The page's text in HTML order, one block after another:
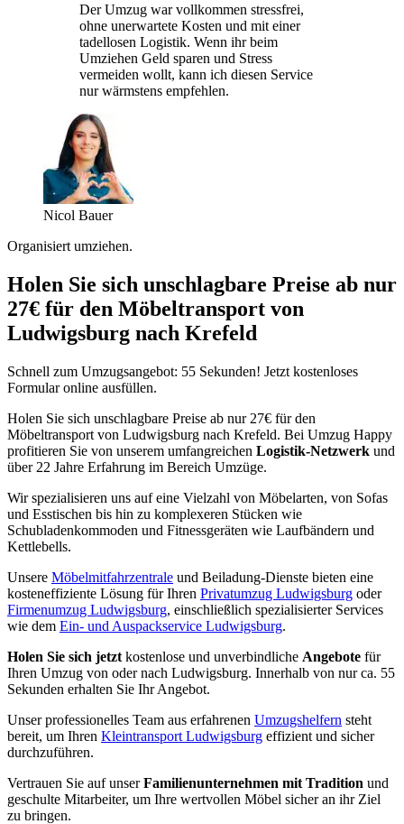
Der Umzug war vollkommen stressfrei,
ohne unerwartete Kosten und mit einer
tadellosen Logistik. Wenn ihr beim
Umziehen Geld sparen und Stress
vermeiden wollt, kann ich diesen Service
nur wärmstens empfehlen.
Nicol Bauer
Organisiert umziehen.
Holen Sie sich unschlagbare Preise ab nur
27€ für den Möbeltransport von
Ludwigsburg nach Krefeld
Schnell zum Umzugsangebot: 55 Sekunden! Jetzt kostenloses
Formular online ausfüllen.
Holen Sie sich unschlagbare Preise ab nur 27€ für den
Möbeltransport von Ludwigsburg nach Krefeld. Bei Umzug Happy
profitieren Sie von unserem umfangreichen Logistik-Netzwerk und
über 22 Jahre Erfahrung im Bereich Umzüge.
Wir spezialisieren uns auf eine Vielzahl von Möbelarten, von Sofas
und Esstischen bis hin zu komplexeren Stücken wie
Schubladenkommoden und Fitnessgeräten wie Laufbändern und
Kettlebells.
Unsere Möbelmitfahrzentrale und Beiladung-Dienste bieten eine
kosteneffiziente Lösung für Ihren Privatumzug Ludwigsburg oder
Firmenumzug Ludwigsburg, einschließlich spezialisierter Services
wie dem Ein- und Auspackservice Ludwigsburg.
Holen Sie sich jetzt kostenlose und unverbindliche Angebote für
Ihren Umzug von oder nach Ludwigsburg. Innerhalb von nur ca. 55
Sekunden erhalten Sie Ihr Angebot.
Unser professionelles Team aus erfahrenen Umzugshelfern steht
bereit, um Ihren Kleintransport Ludwigsburg effizient und sicher
durchzuführen.
Vertrauen Sie auf unserFamilienunternehmen mit Tradition und
geschulte Mitarbeiter, um Ihre wertvollen Möbel sicher an ihr Ziel
zu bringen.